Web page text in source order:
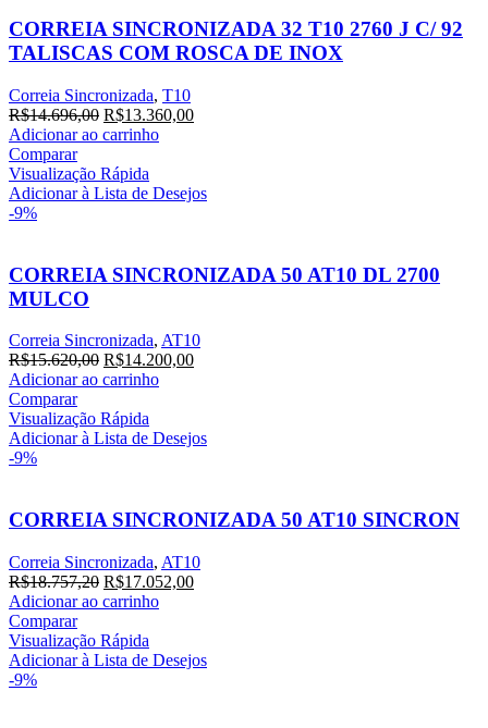
CORREIA SINCRONIZADA 32 T10 2760 J C/ 92
TALISCAS COM ROSCA DE INOX
Correia Sincronizada, T10
R$14.696,00 O
preço
era:
R$14.696,00.
R$13.360,00O
R$13.360,00.
Adicionar ao carrinho
Comparar
Visualização Rápida
Adicionar à Lista de Desejos
-9%
CORREIA SINCRONIZADA 50 AT10 DL 2700
MULCO
Correia Sincronizada, AT10
R$15.620,00 O
preço
era:
R$15.620,00.
R$14.200,00O
R$14.200,00.
Adicionar ao carrinho
Comparar
Visualização Rápida
Adicionar à Lista de Desejos
-9%
CORREIA SINCRONIZADA 50 AT10 SINCRON
Correia Sincronizada, AT10
R$18.757,20 O
preço
era:
R$18.757,20.
R$17.052,00O
R$17.052,00.
Adicionar ao carrinho
Comparar
Visualização Rápida
Adicionar à Lista de Desejos
-9%